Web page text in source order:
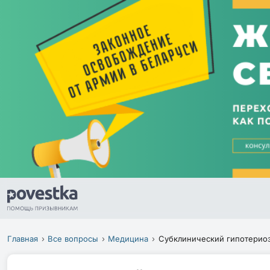
Главная Все вопросы Медицина Субклинический